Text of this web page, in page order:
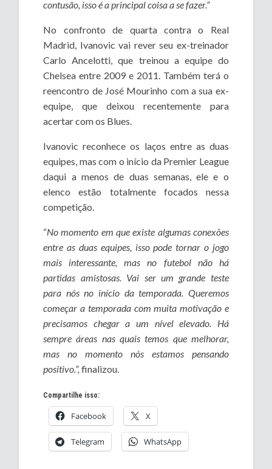
contusão, isso é a principal coisa a se fazer.”
No confronto de quarta contra o Real
Madrid, Ivanovic vai rever seu ex-treinador
Carlo Ancelotti, que treinou a equipe do
Chelsea entre 2009 e 2011. Também terá o
reencontro de José Mourinho com a sua ex-
equipe, que deixou recentemente para
acertar com os Blues.
Ivanovic reconhece os laços entre as duas
equipes, mas com o início da Premier League
daqui a menos de duas semanas, ele e o
elenco estão totalmente focados nessa
competição.
“No momento em que existe algumas conexões
entre as duas equipes, isso pode tornar o jogo
mais interessante, mas no futebol não há
partidas amistosas. Vai ser um grande teste
para nós no início da temporada. Queremos
começar a temporada com muita motivação e
precisamos chegar a um nível elevado. Há
sempre áreas nas quais temos que melhorar,
mas no momento nós estamos pensando
positivo.”, finalizou.
Compartilhe isso:
Facebook X
Telegram WhatsApp